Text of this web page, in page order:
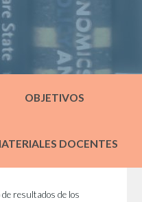
OBJETIVOS
DOCENTES
resultados de los